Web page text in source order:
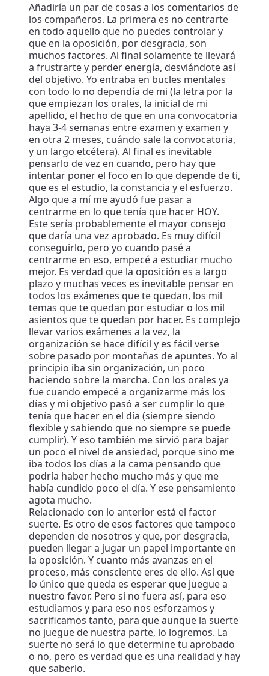
Añadiría un par de cosas a los comentarios de
los compañeros. La primera es no centrarte
en todo aquello que no puedes controlar y
que en la oposición, por desgracia, son
muchos factores. Al final solamente te llevará
a frustrarte y perder energía, desviándote así
del objetivo. Yo entraba en bucles mentales
con todo lo no dependía de mi (la letra por la
que empiezan los orales, la inicial de mi
apellido, el hecho de que en una convocatoria
haya 3-4 semanas entre examen y examen y
en otra 2 meses, cuándo sale la convocatoria,
y un largo etcétera). Al final es inevitable
pensarlo de vez en cuando, pero hay que
intentar poner el foco en lo que depende de ti,
que es el estudio, la constancia y el esfuerzo.
Algo que a mí me ayudó fue pasar a
centrarme en lo que tenía que hacer HOY.
Este sería probablemente el mayor consejo
que daría una vez aprobado. Es muy difícil
conseguirlo, pero yo cuando pasé a
centrarme en eso, empecé a estudiar mucho
mejor. Es verdad que la oposición es a largo
plazo y muchas veces es inevitable pensar en
todos los exámenes que te quedan, los mil
temas que te quedan por estudiar o los mil
asientos que te quedan por hacer. Es complejo
llevar varios exámenes a la vez, la
organización se hace difícil y es fácil verse
sobre pasado por montañas de apuntes. Yo al
principio iba sin organización, un poco
haciendo sobre la marcha. Con los orales ya
fue cuando empecé a organizarme más los
días y mi objetivo pasó a ser cumplir lo que
tenía que hacer en el día (siempre siendo
flexible y sabiendo que no siempre se puede
cumplir). Y eso también me sirvió para bajar
un poco el nivel de ansiedad, porque sino me
iba todos los días a la cama pensando que
podría haber hecho mucho más y que me
había cundido poco el día. Y ese pensamiento
agota mucho.
Relacionado con lo anterior está el factor
suerte. Es otro de esos factores que tampoco
dependen de nosotros y que, por desgracia,
pueden llegar a jugar un papel importante en
la oposición. Y cuanto más avanzas en el
proceso, más consciente eres de ello. Así que
lo único que queda es esperar que juegue a
nuestro favor. Pero si no fuera así, para eso
estudiamos y para eso nos esforzamos y
sacrificamos tanto, para que aunque la suerte
no juegue de nuestra parte, lo logremos. La
suerte no será lo que determine tu aprobado
o no, pero es verdad que es una realidad y hay
que saberlo.